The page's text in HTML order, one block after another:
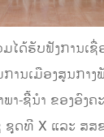
ໄດ້ຮັບຟັງການເ
ານເມືອງສູນກາງ
າ-ຊີີ້ນໍາ ຂອງອົງ
ຊຸດທີ X ແລະ ສສ